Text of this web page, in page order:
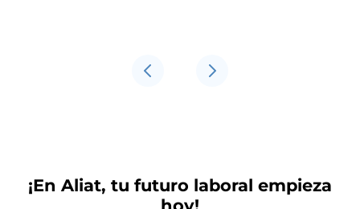
¡En Aliat, tu futuro laboral empieza